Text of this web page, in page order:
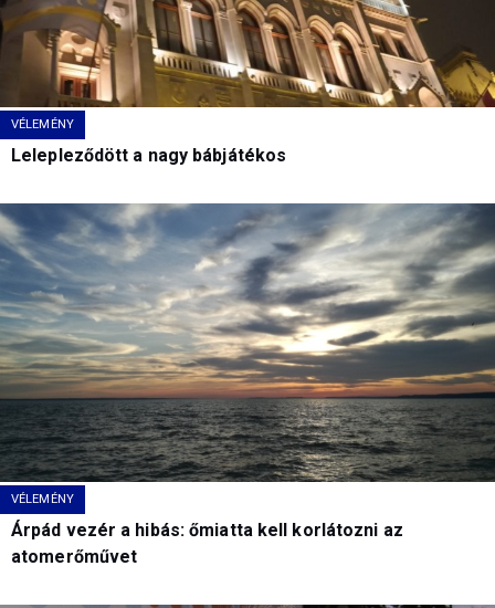
VÉLEMÉNY
Lelepleződött a nagy bábjátékos
VÉLEMÉNY
Árpád vezér a hibás: őmiatta kell korlátozni az
atomerőművet